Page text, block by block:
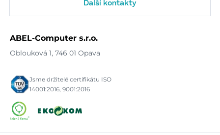
Další kontakty
ABEL-Computer s.r.o.
Oblouková 1, 746 01 Opava
Jsme držitelé certifikátu ISO
14001:2016, 9001:2016